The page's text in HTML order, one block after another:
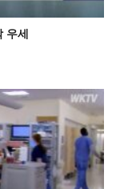
우세